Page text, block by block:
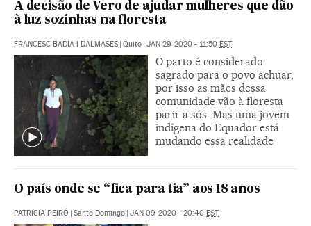
A decisão de Vero de ajudar mulheres que dão
à luz sozinhas na floresta
FRANCESC BADIA I DALMASES Quito JAN 29, 2020 - 11:50 EST
O parto é considerado
sagrado para o povo achuar,
por isso as mães dessa
comunidade vão à floresta
parir a sós. Mas uma jovem
indígena do Equador está
mudando essa realidade
O país onde se “fica para tia” aos 18 anos
PATRICIA PEIRÓ Santo Domingo JAN 09, 2020 - 20:40 EST